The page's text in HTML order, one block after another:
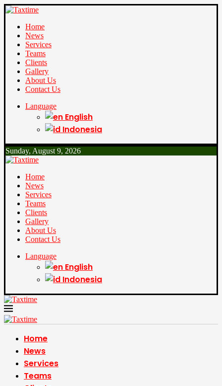
Home
News
Services
Teams
Clients
Gallery
About Us
Contact Us
Language
English
Indonesia
Sunday, August 9, 2026
Home
News
Services
Teams
Clients
Gallery
About Us
Contact Us
Language
English
Indonesia
Home
News
Services
Teams